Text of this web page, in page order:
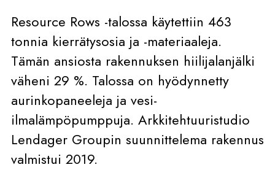
Resource Rows -talossa käytettiin 463
tonnia kierrätysosia ja -materiaaleja.
Tämän ansiosta rakennuksen hiilijalanjälki
väheni 29 %. Talossa on hyödynnetty
aurinkopaneeleja ja vesi-
ilmalämpöpumppuja. Arkkitehtuuristudio
Lendager Groupin suunnittelema rakennus
valmistui 2019.